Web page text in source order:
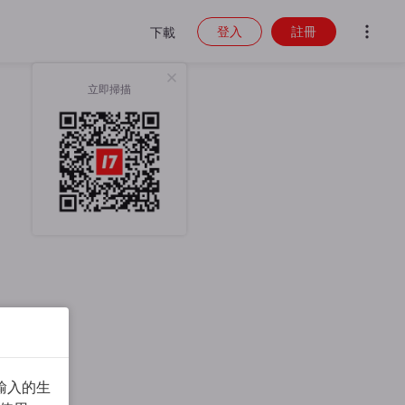
下載
立即掃描
登入 註冊
入的生